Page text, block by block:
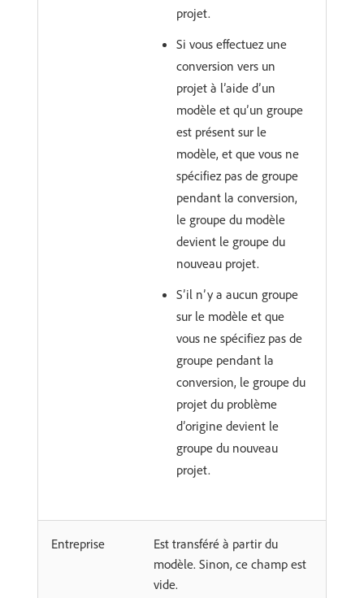
projet.
Si vous effectuez une
conversion vers un
projet à l’aide d’un
modèle et qu’un groupe
est présent sur le
modèle, et que vous ne
spécifiez pas de groupe
pendant la conversion,
le groupe du modèle
devient le groupe du
nouveau projet.
S’il n’y a aucun groupe
sur le modèle et que
vous ne spécifiez pas de
groupe pendant la
conversion, le groupe du
projet du problème
d’origine devient le
groupe du nouveau
projet.
Entreprise
Est transféré à partir du
modèle. Sinon, ce champ est
vide.